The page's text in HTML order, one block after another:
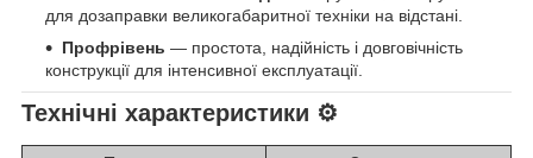
для дозаправки великогабаритної техніки на відстані.
Профрівень — простота, надійність і довговічність
конструкції для інтенсивної експлуатації.
Технічні характеристики ⚙️